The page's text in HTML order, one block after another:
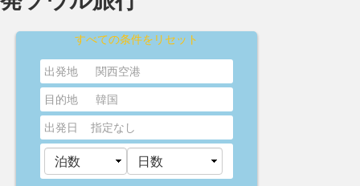
すべての条件をリセット
出発地
関西空港
目的地
韓国
出発日
指定なし